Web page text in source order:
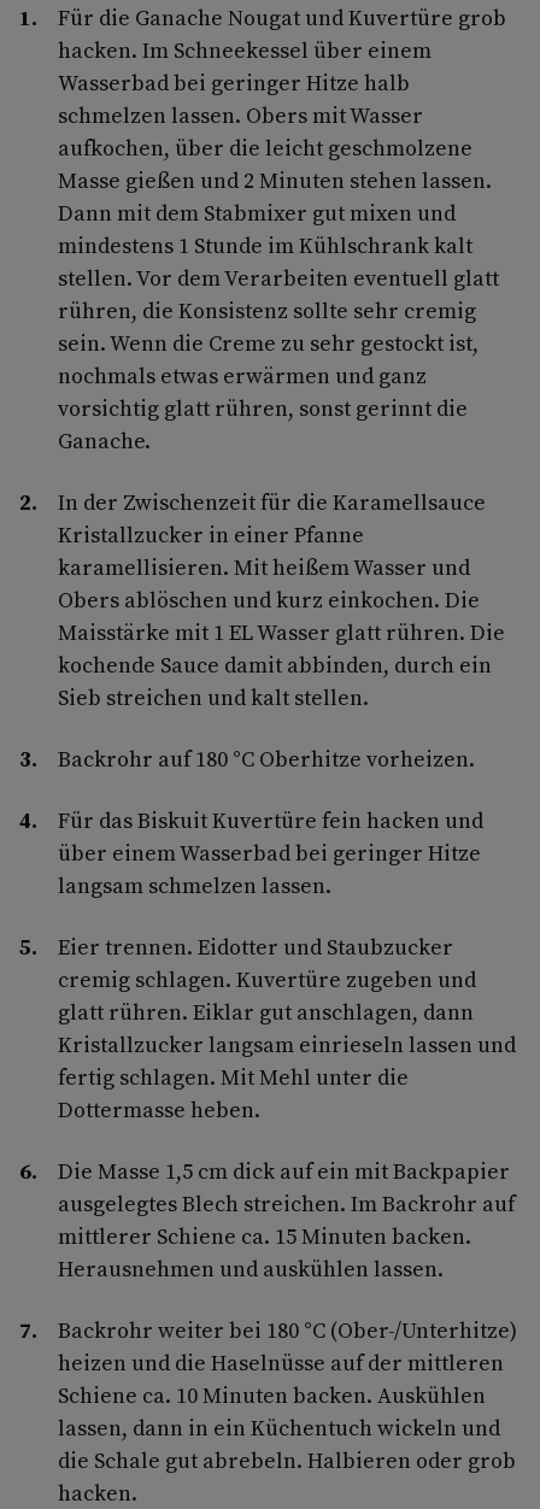
Für die Ganache Nougat und Kuvertüre grob
hacken. Im Schneekessel über einem
Wasserbad bei geringer Hitze halb
schmelzen lassen. Obers mit Wasser
aufkochen, über die leicht geschmolzene
Masse gießen und 2 Minuten stehen lassen.
Dann mit dem Stabmixer gut mixen und
mindestens 1 Stunde im Kühlschrank kalt
stellen. Vor dem Verarbeiten eventuell glatt
rühren, die Konsistenz sollte sehr cremig
sein. Wenn die Creme zu sehr gestockt ist,
nochmals etwas erwärmen und ganz
vorsichtig glatt rühren, sonst gerinnt die
Ganache.
In der Zwischenzeit für die Karamellsauce
Kristallzucker in einer Pfanne
karamellisieren. Mit heißem Wasser und
Obers ablöschen und kurz einkochen. Die
Maisstärke mit 1 EL Wasser glatt rühren. Die
kochende Sauce damit abbinden, durch ein
Sieb streichen und kalt stellen.
Backrohr auf 180 °C Oberhitze vorheizen.
Für das Biskuit Kuvertüre fein hacken und
über einem Wasserbad bei geringer Hitze
langsam schmelzen lassen.
Eier trennen. Eidotter und Staubzucker
cremig schlagen. Kuvertüre zugeben und
glatt rühren. Eiklar gut anschlagen, dann
Kristallzucker langsam einrieseln lassen und
fertig schlagen. Mit Mehl unter die
Dottermasse heben.
Die Masse 1,5 cm dick auf ein mit Backpapier
ausgelegtes Blech streichen. Im Backrohr auf
mittlerer Schiene ca. 15 Minuten backen.
Herausnehmen und auskühlen lassen.
Backrohr weiter bei 180 °C (Ober-/Unterhitze)
heizen und die Haselnüsse auf der mittleren
Schiene ca. 10 Minuten backen. Auskühlen
lassen, dann in ein Küchentuch wickeln und
die Schale gut abrebeln. Halbieren oder grob
hacken.